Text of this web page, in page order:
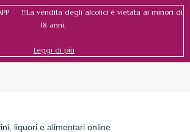
APP !!!La vendita degli alcolici è vietata ai minori di
18 anni.
Leggi di più